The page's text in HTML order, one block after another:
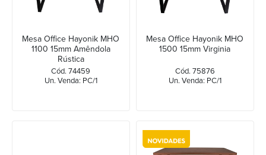
Mesa Office Hayonik MHO
1100 15mm Amêndola
Rústica
Cód. 74459
Un. Venda: PC/1
Mesa Office Hayonik MHO
1500 15mm Virginia
Cód. 75876
Un. Venda: PC/1